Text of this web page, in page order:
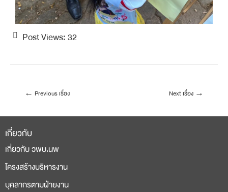
Post Views:32
← Previous เรื่อง Next เรื่อง →
เกี่ยวกับ
เกี่ยวกับ วพบ.นพ
โครงสร้างบริหารงาน
บุคลากรตามฝ่ายงาน